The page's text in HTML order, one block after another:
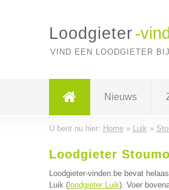
Loodgieter -
VIND EEN LOODGIETER
Nieuws
U bent nu hier: Home» Luik »
Loodgieter
Loodgieter-vinden.be bevat
Luik (loodgieter Luik). Voer